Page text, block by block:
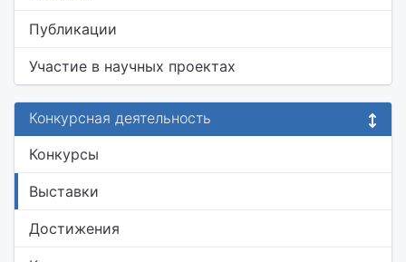
Публикации
Участие в научных проектах
Конкурсная деятельность
Конкурсы
Выставки
Достижения